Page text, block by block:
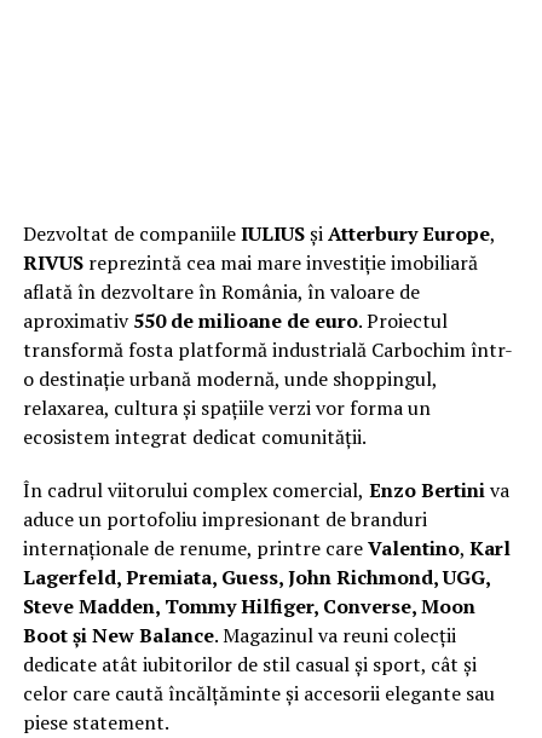
Dezvoltat de companiileIULIUSșiAtterbury Europe,
RIVUSreprezintă cea mai mare investiție imobiliară
aflată în dezvoltare în România, în valoare de
aproximativ550 de milioane de euro. Proiectul
transformă fosta platformă industrială Carbochim într-
o destinație urbană modernă, unde shoppingul,
relaxarea, cultura și spațiile verzi vor forma un
ecosistem integrat dedicat comunității.
În cadrul viitorului complex comercial, Enzo Bertiniva
aduce un portofoliu impresionant de branduri
internaționale de renume, printre careValentino, Karl
Lagerfeld, Premiata, Guess, John Richmond, UGG,
Steve Madden, Tommy Hilfiger, Converse, Moon
Boot și New Balance. Magazinul va reuni colecții
dedicate atât iubitorilor de stil casual și sport, cât și
celor care caută încălțăminte și accesorii elegante sau
piese statement.